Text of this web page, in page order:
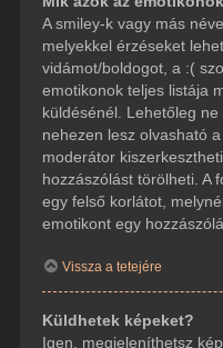
A smiley-k vagy más
melyekkel érzéseket
vidámot/boldogot, a :(
emotikonok teljes listája
küldésénél. Lehetőleg
nehezen lesz olvasható
moderátor
hozzászólást törölheti. A
egy felső korlátot,
emotikont egy
Vissza a tetejére
Küldhetek képeket?
Igen, megjeleníthetsz